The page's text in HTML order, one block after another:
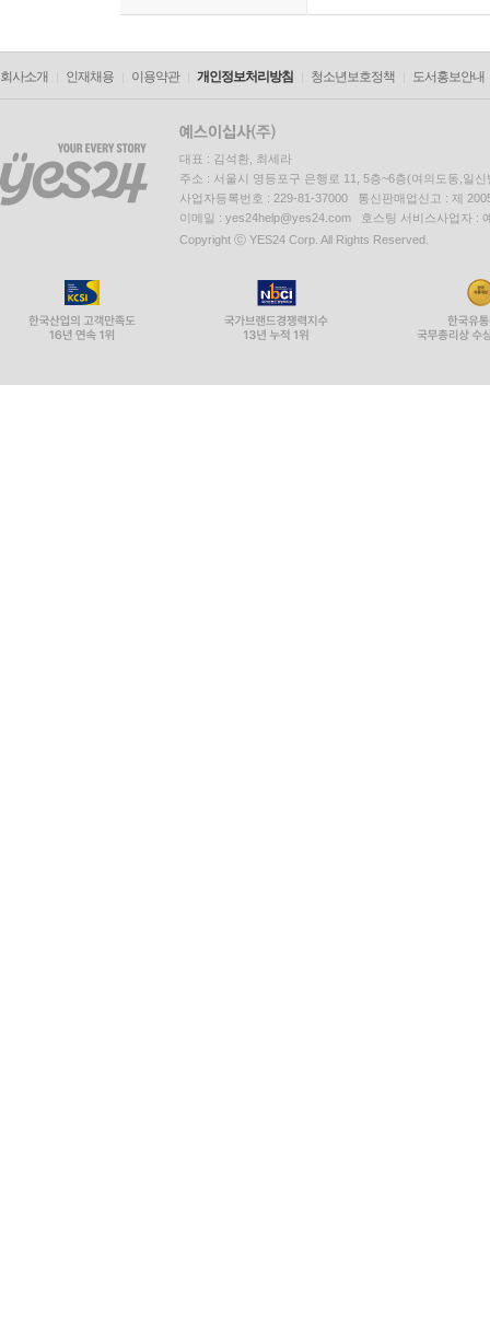
회사소개 인재채용 이용약관 개인정보처리방침 청소년보호정책 도서홍보안내
대표 : 김석환, 최세라
주소 : 서울시 영등포구 은행로 11, 5층~6층(여의도동,일신
사업자등록번호 : 229-81-37000 통신판매업신고 : 제
이메일 : yes24help@yes24.com 호스팅 서비스사업자 :
Copyright ⓒ YES24 Corp. All Rights Reserved.